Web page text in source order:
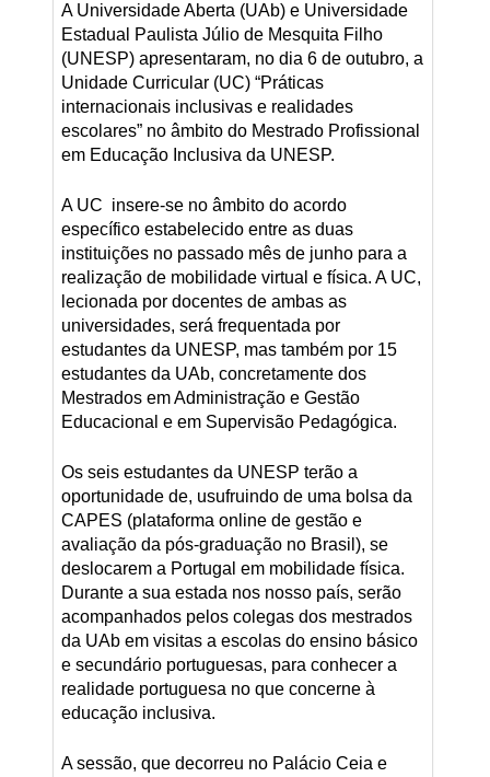
A Universidade Aberta (UAb) e Universidade
Estadual Paulista Júlio de Mesquita Filho
(UNESP) apresentaram, no dia 6 de outubro, a
Unidade Curricular (UC) “Práticas
internacionais inclusivas e realidades
escolares” no âmbito do Mestrado Profissional
em Educação Inclusiva da UNESP.
A UC insere-se no âmbito do acordo
específico estabelecido entre as duas
instituições no passado mês de junho para a
realização de mobilidade virtual e física. A UC,
lecionada por docentes de ambas as
universidades, será frequentada por
estudantes da UNESP, mas também por 15
estudantes da UAb, concretamente dos
Mestrados em Administração e Gestão
Educacional e em Supervisão Pedagógica.
Os seis estudantes da UNESP terão a
oportunidade de, usufruindo de uma bolsa da
CAPES (plataforma online de gestão e
avaliação da pós-graduação no Brasil), se
deslocarem a Portugal em mobilidade física.
Durante a sua estada nos nosso país, serão
acompanhados pelos colegas dos mestrados
da UAb em visitas a escolas do ensino básico
e secundário portuguesas, para conhecer a
realidade portuguesa no que concerne à
educação inclusiva.
A sessão, que decorreu no Palácio Ceia e